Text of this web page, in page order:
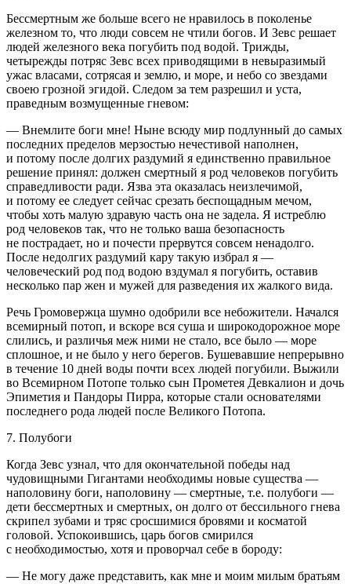
Бессмертным же больше всего не нравилось в поколенье
железном то, что люди совсем не чтили богов. И Зевс решает
людей железного века погубить под водой. Трижды,
четырежды потряс Зевс всех приводящими в невыразимый
ужас власами, сотрясая и землю, и море, и небо со звездами
своею грозной эгидой. Следом за тем разрешил и уста,
праведным возмущенные гневом:
— Внемлите боги мне! Ныне всюду мир подлунный до самых
последних пределов мерзостью нечестивой наполнен,
и потому после долгих раздумий я единственно правильное
решение принял: должен смертный я род человеков погубить
справедливости ради. Язва эта оказалась неизлечимой,
и потому ее следует сейчас срезать беспощадным мечом,
чтобы хоть малую здравую часть она не задела. Я истреблю
род человеков так, что не только ваша безопасность
не пострадает, но и почести прервутся совсем ненадолго.
После недолгих раздумий кару такую избрал я —
человеческий род под водою вздумал я погубить, оставив
несколько пар жен и мужей для разведения их жалкого вида.
Речь Громовержца шумно одобрили все небожители. Начался
всемирный потоп, и вскоре вся суша и широкодорожное море
слились, и различья меж ними не стало, все было — море
сплошное, и не было у него берегов. Бушевавшие непрерывно
в течение 10 дней воды почти всех людей погубили. Выжили
во Всемирном Потопе только сын Прометея Девкалион и дочь
Эпиметия и Пандоры Пирра, которые стали основателями
последнего рода людей после Великого Потопа.
7. Полубоги
Когда Зевс узнал, что для окончательной победы над
чудовищными Гигантами необходимы новые существа —
наполовину боги, наполовину — смертные, т.е. полубоги —
дети бессмертных и смертных, он долго от бессильного гнева
скрипел зубами и тряс сросшимися бровями и косматой
головой. Успокоившись, царь богов смирился
с необходимостью, хотя и проворчал себе в бороду:
— Не могу даже представить, как мне и моим милым братьям